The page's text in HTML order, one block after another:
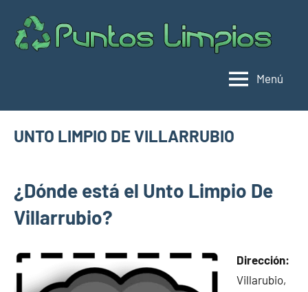
contenido
Menú
UNTO LIMPIO DE VILLARRUBIO
limpios en
municipios
de Cuenca
30,
2024
¿Dónde está el Unto Limpio De
Villarrubio?
Dirección:
Villarubio,